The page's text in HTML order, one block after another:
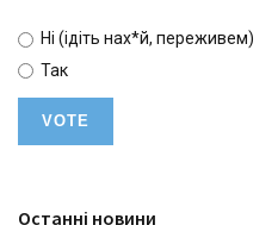
Ні (ідіть нах*й, переживем)
Так
Останні новини